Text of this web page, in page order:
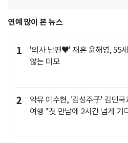
연예 많이 본 뉴스
1
'의사 남편♥' 재혼 윤해영, 55
않는 미모
2
악뮤 이수현, '김성주子' 김민국
여행 "첫 만남에 2시간 넘게 기